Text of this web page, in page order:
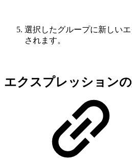
選択したグループに新しい
されます。
エクスプレッション